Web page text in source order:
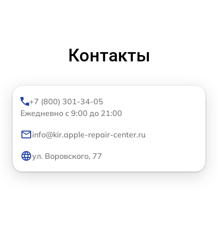
Контакты
+7 (800) 301-34-05
Ежедневно с 9:00 до 21:00
info@kir.apple-repair-center.ru
ул. Воровского, 77